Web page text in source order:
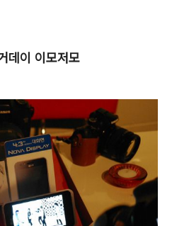
데이 이모저모